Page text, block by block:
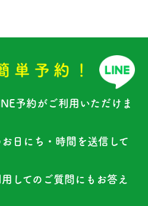
予約がご利用いただけま
日にち・時間を送信して
してのご質問にもお答え